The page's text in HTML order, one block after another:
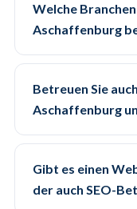
Welche
Aschaffenburg
Betreuen Sie
Aschaffenburg
Gibt es einen
der auch SEO-